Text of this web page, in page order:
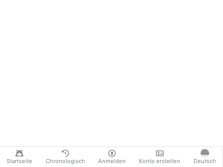
Startseite Chronologisch Anmelden Konto erstellen Deutsch